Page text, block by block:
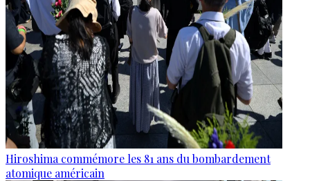
Hiroshima commémore les 81 ans du bombardement
atomique américain